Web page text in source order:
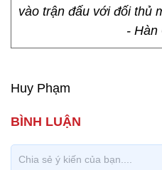
vào trận đấu với đối thủ
- Hàn
Huy Phạm